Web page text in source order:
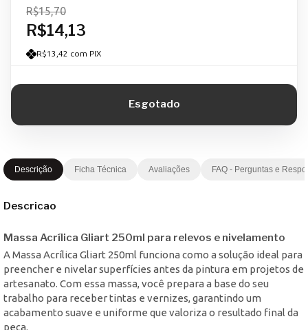
R$14,13
R$15,70
R$13,42 com PIX
Descrição Ficha Técnica Avaliações FAQ - Perguntas e
Descricao
Massa Acrílica Gliart 250ml para relevos e nivelamento
A Massa Acrílica Gliart 250ml funciona como a solução ideal para
preencher e nivelar superfícies antes da pintura em projetos de
artesanato. Com essa massa, você prepara a base do seu
trabalho para receber tintas e vernizes, garantindo um
acabamento suave e uniforme que valoriza o resultado final da
peça.